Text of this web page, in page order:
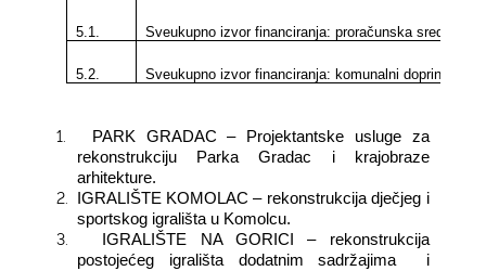
5.1. Sveukupno izvor financiranja: proračunska sredstva
5.2. Sveukupno izvor financiranja: komunalni doprinos
1.
PARK GRADAC – Projektantske usluge za
rekonstrukciju Parka Gradac i krajobraze
arhitekture.
2.
IGRALIŠTE KOMOLAC – rekonstrukcija dječjeg i
sportskog igrališta u Komolcu.
3.
IGRALIŠTE NA GORICI – rekonstrukcija
postojećeg igrališta dodatnim sadržajima
i